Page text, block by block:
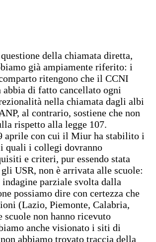
della chiamata diretta,
già ampiamente riferito: i
ritengono che il CCNI
di fatto cancellato ogni
nella chiamata dagli albi
al contrario, sostiene che non
rispetto alla legge 107.
aprile con cui il Miur ha stabilito i
quali i collegi dovranno
e criteri, pur essendo stata
USR, non è arrivata alle scuole:
indagine parziale svolta dalla
possiamo dire con certezza che
(Lazio, Piemonte, Calabria,
scuole non hanno ricevuto
anche visionato i siti di
abbiamo trovato traccia della